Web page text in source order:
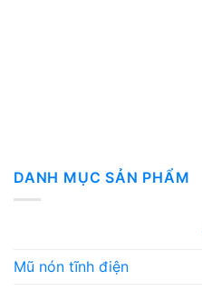
DANH MỤC SẢN PHẨM
Mũ nón tĩnh điện